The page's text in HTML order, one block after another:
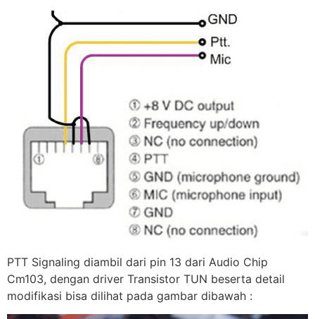
PTT Signaling diambil dari pin 13 dari Audio Chip
Cm103, dengan driver Transistor TUN beserta detail
modifikasi bisa dilihat pada gambar dibawah :